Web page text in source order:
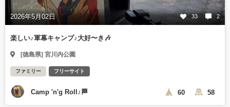
2026年5月02日 33 2
楽しい♪軍幕キャンプ♪大好〜き🎶
[徳島県] 宮川内公園
ファミリー フリーサイト
Camp 'n'g Roll♪🏁 60 58